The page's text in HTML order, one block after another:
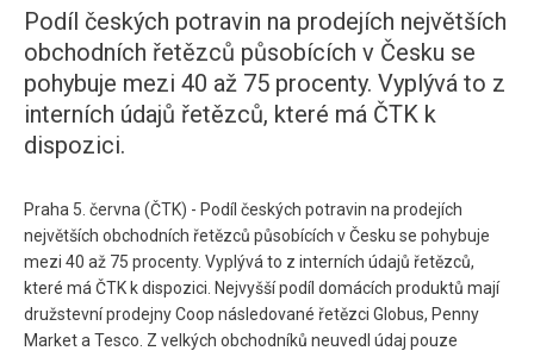
Podíl českých potravin na prodejích největších
obchodních řetězců působících v Česku se
pohybuje mezi 40 až 75 procenty. Vyplývá to z
interních údajů řetězců, které má ČTK k
dispozici.
Praha 5. června (ČTK) - Podíl českých potravin na prodejích
největších obchodních řetězců působících v Česku se pohybuje
mezi 40 až 75 procenty. Vyplývá to z interních údajů řetězců,
které má ČTK k dispozici. Nejvyšší podíl domácích produktů mají
družstevní prodejny Coop následované řetězci Globus, Penny
Market a Tesco. Z velkých obchodníků neuvedl údaj pouze